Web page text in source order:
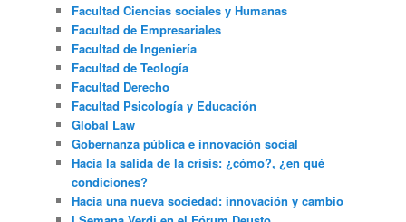
Facultad Ciencias sociales y Humanas
Facultad de Empresariales
Facultad de Ingeniería
Facultad de Teología
Facultad Derecho
Facultad Psicología y Educación
Global Law
Gobernanza pública e innovación social
Hacia la salida de la crisis: ¿cómo?, ¿en qué
condiciones?
Hacia una nueva sociedad: innovación y cambio